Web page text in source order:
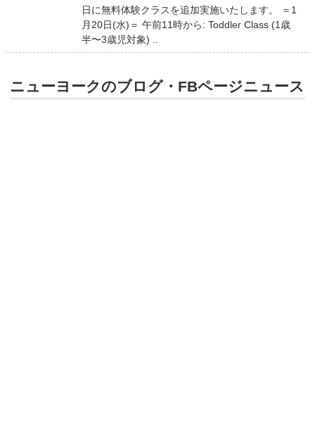
日に無料体験クラスを追加実施いたします。 ＝1
月20日(水)＝ 午前11時から: Toddler Class (1歳
半〜3歳児対象) ..
ニューヨークのブログ・FBページニュース